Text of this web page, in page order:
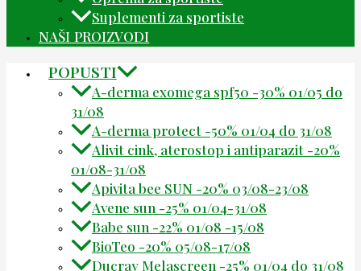
Suplementi za sportiste
NAŠI PROIZVODI
POPUSTI
A-derma exomega spf50 -30% 01/05 do
31/08
A-derma protect -50% 01/04 do 31/08
Alivit cink, aterostop i antiparazit -20%
01/08-31/08
Apivita bee SUN -20% 03/08-23/08
Avene sun -25% 01/04-31/08
Babe sun -22% 01/08 -15/08
BioTeo -20% 05/08-17/08
Ducray Melascreen -25% 01/04 do 31/08